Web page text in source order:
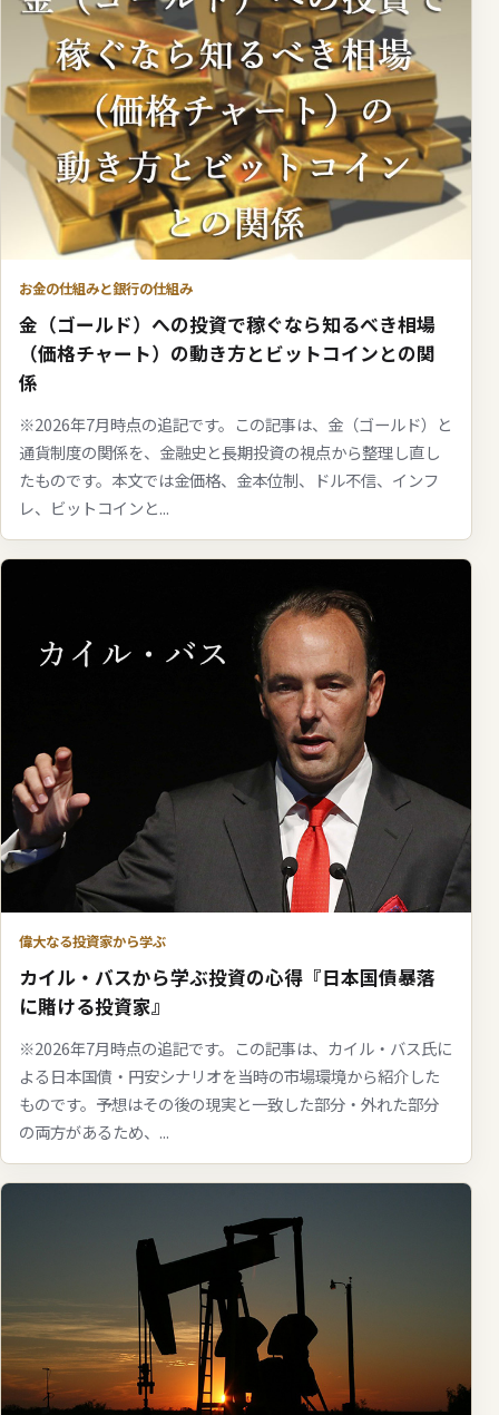
お金の仕組みと銀行の仕組み
金（ゴールド）への投資で稼ぐなら知るべき相場
（価格チャート）の動き方とビットコインとの関
係
※2026年7月時点の追記です。この記事は、金（ゴールド）と
通貨制度の関係を、金融史と長期投資の視点から整理し直し
たものです。本文では金価格、金本位制、ドル不信、インフ
レ、ビットコインと...
偉大なる投資家から学ぶ
カイル・バスから学ぶ投資の心得『日本国債暴落
に賭ける投資家』
※2026年7月時点の追記です。この記事は、カイル・バス氏に
よる日本国債・円安シナリオを当時の市場環境から紹介した
ものです。予想はその後の現実と一致した部分・外れた部分
の両方があるため、...